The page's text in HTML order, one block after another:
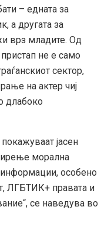
– едната за
а другата за
врз младите. Од
не е само
сектор,
на актер чиј
длабоко
јасен
морална
особено
ЛГБТИК+ правата и
се наведува во